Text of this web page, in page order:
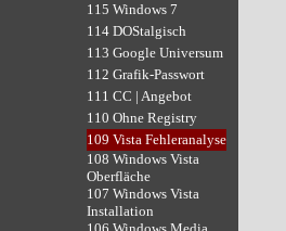
115 Windows 7
114 DOStalgisch
113 Google Universum
112 Grafik-Passwort
111 CC | Angebot
110 Ohne Registry
109 Vista Fehleranalyse
108 Windows Vista
Oberfläche
107 Windows Vista
Installation